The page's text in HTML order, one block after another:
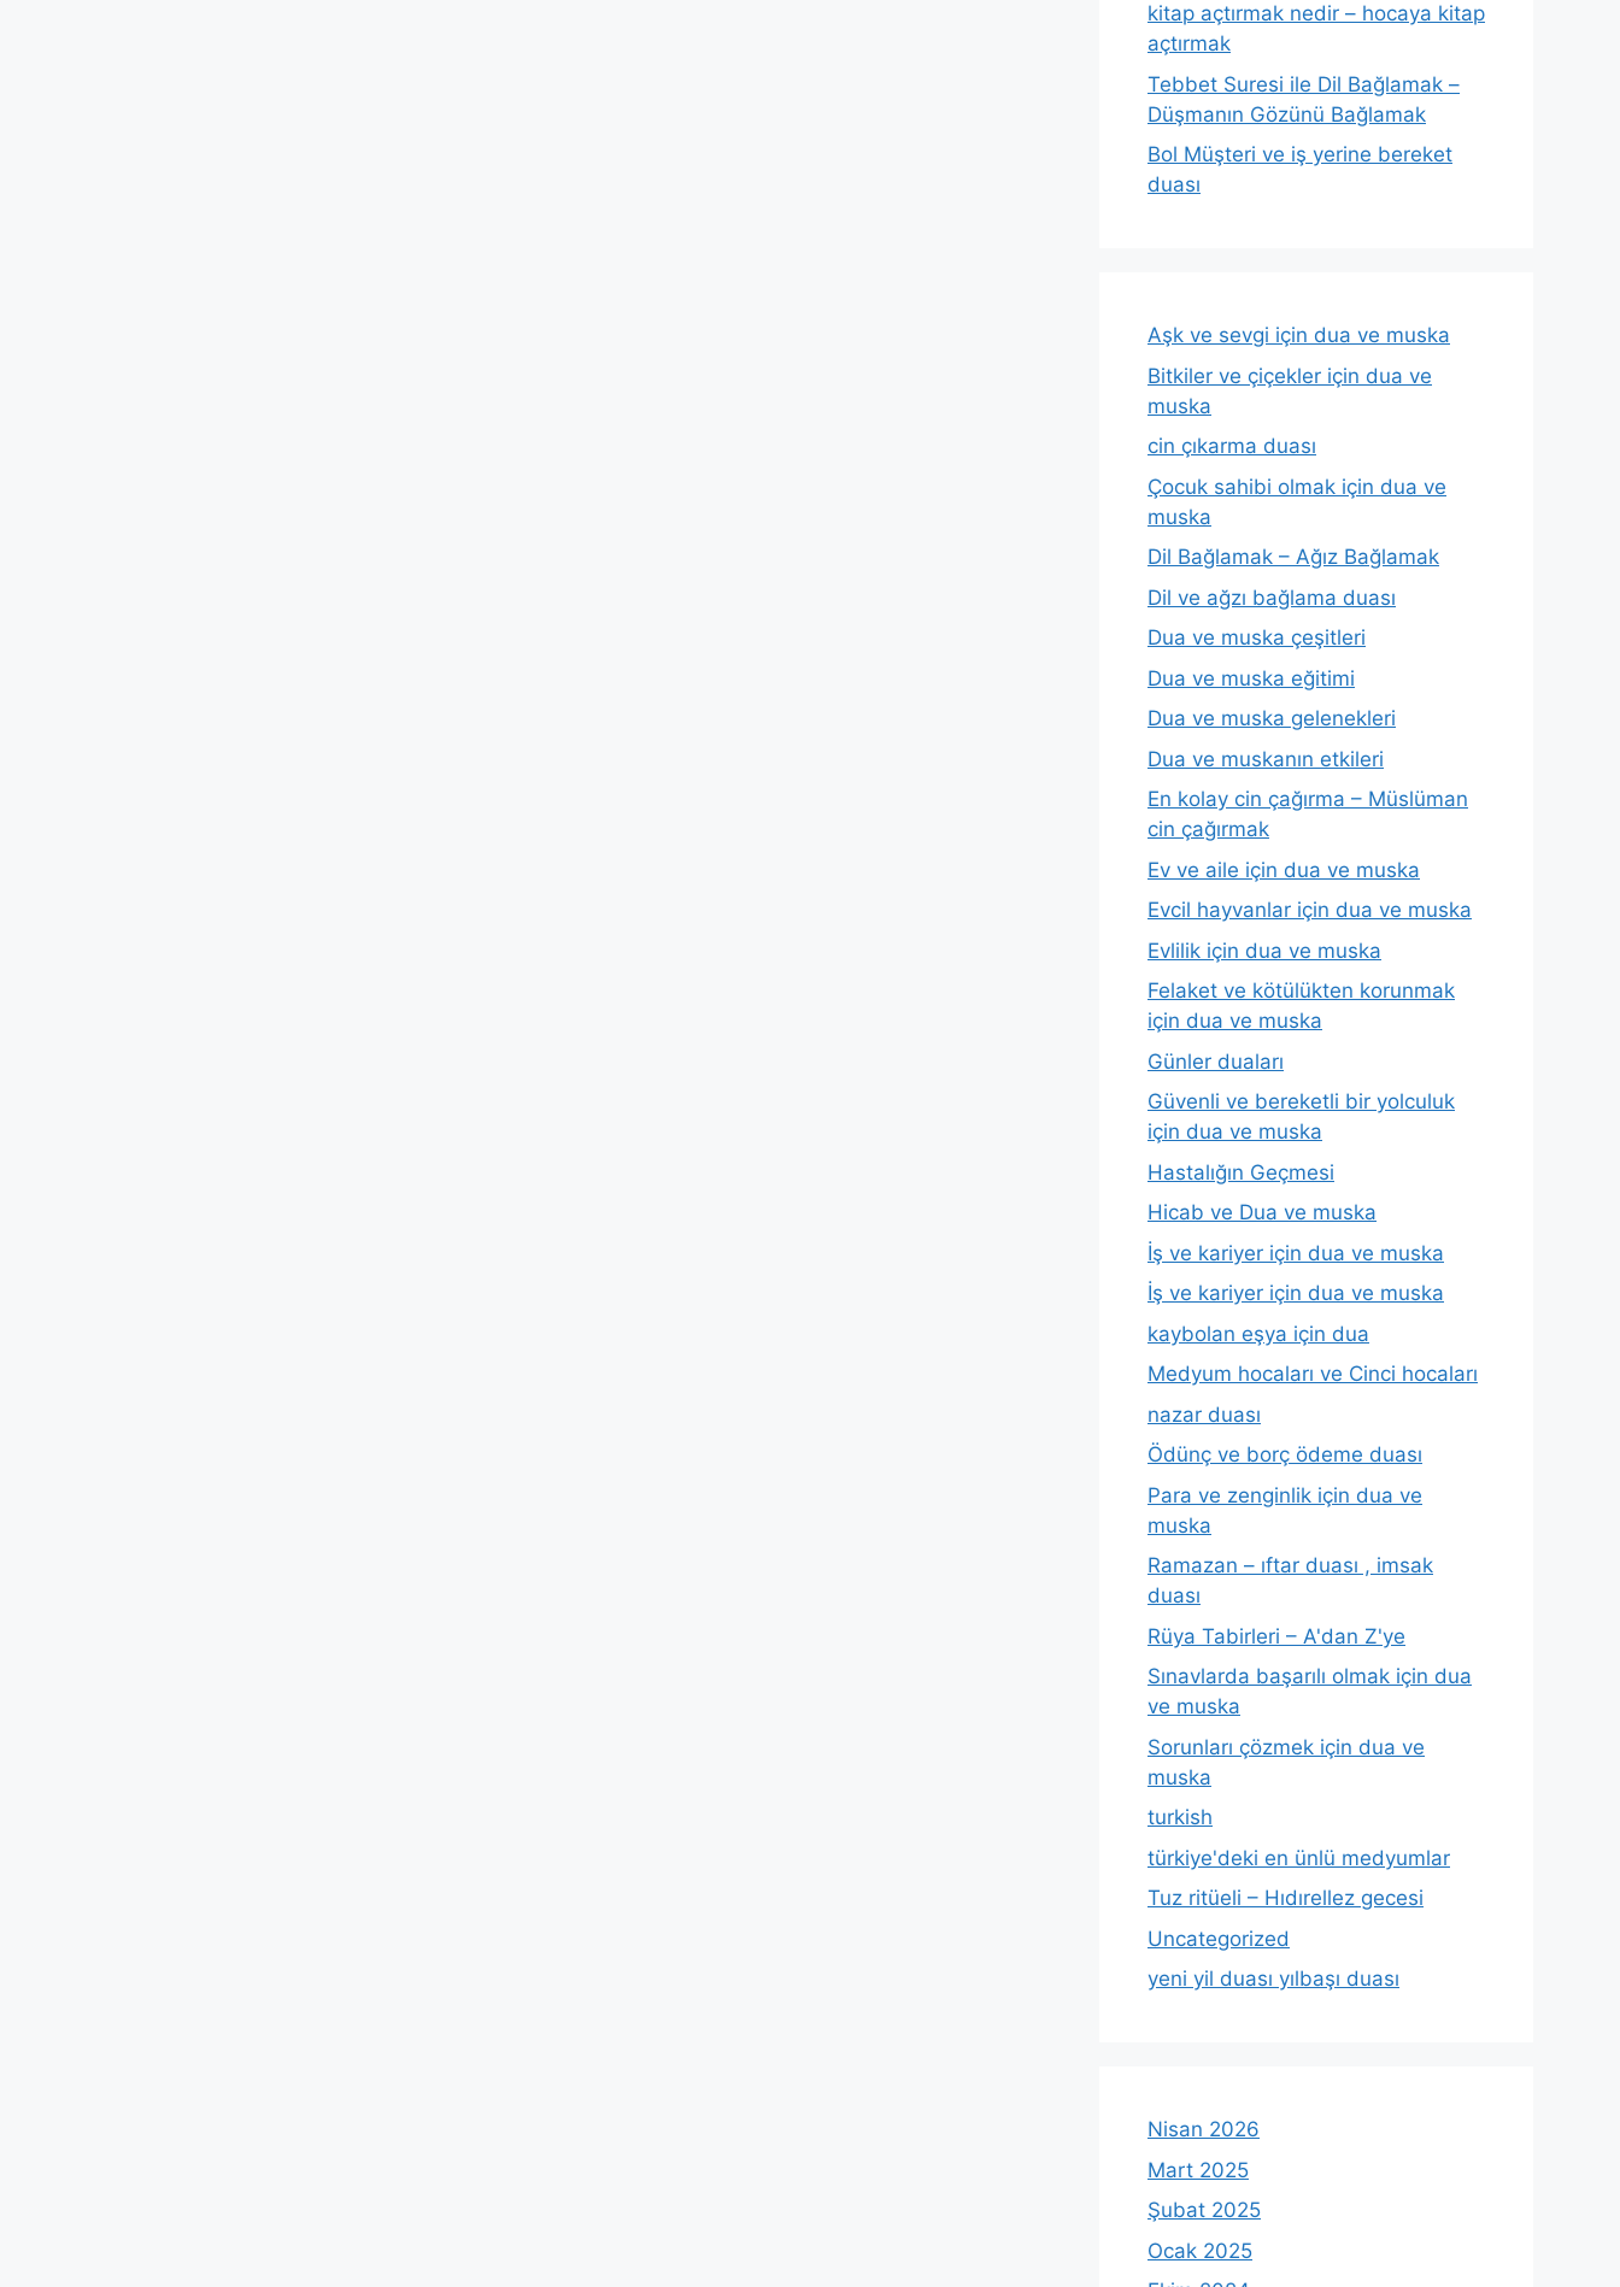
kitap açtırmak nedir – hocaya kitap
açtırmak
Tebbet Suresi ile Dil Bağlamak –
Düşmanın Gözünü Bağlamak
Bol Müşteri ve iş yerine bereket
duası
Aşk ve sevgi için dua ve muska
Bitkiler ve çiçekler için dua ve
muska
cin çıkarma duası
Çocuk sahibi olmak için dua ve
muska
Dil Bağlamak – Ağız Bağlamak
Dil ve ağzı bağlama duası
Dua ve muska çeşitleri
Dua ve muska eğitimi
Dua ve muska gelenekleri
Dua ve muskanın etkileri
En kolay cin çağırma – Müslüman
cin çağırmak
Ev ve aile için dua ve muska
Evcil hayvanlar için dua ve muska
Evlilik için dua ve muska
Felaket ve kötülükten korunmak
için dua ve muska
Günler duaları
Güvenli ve bereketli bir yolculuk
için dua ve muska
Hastalığın Geçmesi
Hicab ve Dua ve muska
İş ve kariyer için dua ve muska
İş ve kariyer için dua ve muska
kaybolan eşya için dua
Medyum hocaları ve Cinci hocaları
nazar duası
Ödünç ve borç ödeme duası
Para ve zenginlik için dua ve
muska
Ramazan – ıftar duası , imsak
duası
Rüya Tabirleri – A'dan Z'ye
Sınavlarda başarılı olmak için dua
ve muska
Sorunları çözmek için dua ve
muska
turkish
türkiye'deki en ünlü medyumlar
Tuz ritüeli – Hıdırellez gecesi
Uncategorized
yeni yil duası yılbaşı duası
Nisan 2026
Mart 2025
Şubat 2025
Ocak 2025